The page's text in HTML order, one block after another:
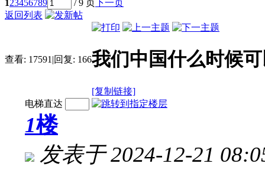
123456789 / 9 页下一页
返回列表
查看: 17591 |回复: 166我们中国什么时候
[复制链接]
电梯直达
1楼
发表于 2024-12-21